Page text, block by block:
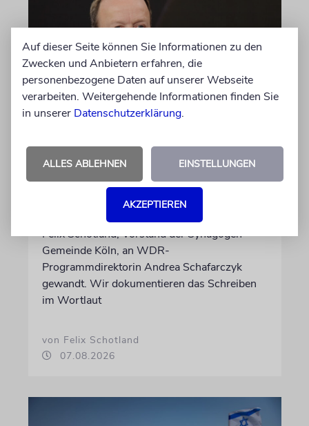
Wie Georg Restle die
Glaubwürdigkeit des ÖRR
untergräbt
Nach dem X-Post des Journalisten hat sich
Felix Schotland, Vorstand der Synagogen-
Gemeinde Köln, an WDR-
Programmdirektorin Andrea Schafarczyk
gewandt. Wir dokumentieren das Schreiben
im Wortlaut
von Felix Schotland
07.08.2026
Auf dieser Seite können Sie Informationen zu den
Zwecken und Anbietern erfahren, die
personenbezogene Daten auf unserer Webseite
verarbeiten. Weitergehende Informationen finden Sie
in unserer Datenschutzerklärung.
ALLES ABLEHNEN EINSTELLUNGEN
AKZEPTIEREN